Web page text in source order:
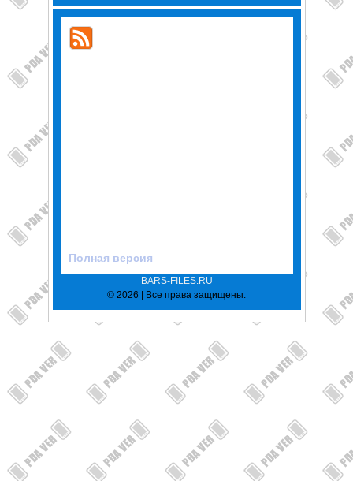
Полная версия
BARS-FILES.RU
© 2026 | Все права защищены.